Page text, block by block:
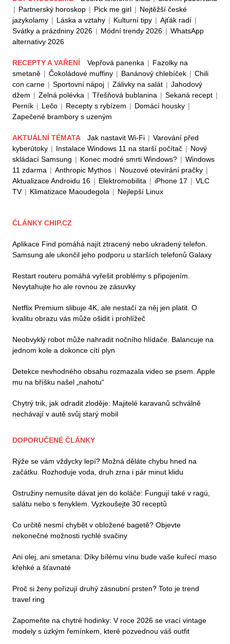
| Partnerský horoskop | Pick me girl | Nejtěžší české
jazykolamy | Láska a vztahy | Kulturní tipy | Ajťák radí |
Svátky a prázdniny 2026 | Módní trendy 2026 | WhatsApp
alternativy 2026
RECEPTY A VAŘENÍ Vepřová panenka | Fazolky na
smetaně | Čokoládové muffiny | Banánový chlebíček | Chili
con carne | Sportovní nápoj | Zálivky na salát | Jahodový
džem | Zelná polévka | Třešňová bublanina | Sekaná recept |
Perník | Lečo | Recepty s rybízem | Domácí housky |
Zapečené brambory s uzeným
AKTUÁLNÍ TÉMATA Jak nastavit Wi-Fi | Varování před
kyberútoky | Instalace Windows 11 na starší počítač | Nový
skládací Samsung | Konec modré smrti Windows? | Windows
11 zdarma | Anthropic Mythos | Nouzové otevírání pračky |
Aktualizace Androidu 16 | Elektromobilita | iPhone 17 | VLC
TV | Klimatizace Maoudegola | Nejlepší Linux
ČLÁNKY CHIP.CZ
Aplikace Find pomáhá najít ztracený nebo ukradený telefon.
Samsung ale ukončil jeho podporu u starších telefonů Galaxy
Restart routeru pomáhá vyřešit problémy s připojením.
Nevytahujte ho ale rovnou ze zásuvky
Netflix Premium slibuje 4K, ale nestačí za něj jen platit. O
kvalitu obrazu vás může ošidit i prohlížeč
Neobvyklý robot může nahradit nočního hlídače. Balancuje na
jednom kole a dokonce cítí plyn
Detekce nevhodného obsahu rozmazala video se psem. Apple
mu na bříšku našel „nahotu“
Chytrý trik, jak odradit zloděje: Majitelé karavanů schválně
nechávají v autě svůj starý mobil
DOPORUČENÉ ČLÁNKY
Rýže se vám vždycky lepí? Možná děláte chybu hned na
začátku. Rozhoduje voda, druh zrna i pár minut klidu
Ostružiny nemusíte dávat jen do koláče: Fungují také v ragú,
salátu nebo s fenyklem. Vyzkoušejte 30 receptů
Co určitě nesmí chybět v obložené bagetě? Objevte
nekonečné možnosti rychlé svačiny
Ani olej, ani smetana: Díky bílému vínu bude vaše kuřecí maso
křehké a šťavnaté
Proč si ženy pořizují druhý zásnubní prsten? Toto je trend
travel ring
Zapomeňte na chytré hodinky: V roce 2026 se vrací vintage
modely s úzkým řemínkem, které pozvednou váš outfit